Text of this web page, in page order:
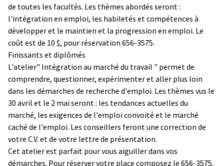
de toutes les facultés. Les thèmes abordés seront :
l'intégration en emploi, les habiletés et compétences à
développer et le maintien et la progression en emploi. Le
coût est de 10 $, pour réservation 656-3575.
Finissants et diplômés
L'atelier" Intégration au marché du travail " permet de
comprendre, questionner, expérimenter et aller plus loin
dans les démarches de recherche d'emploi. Les thèmes vus le
30 avril et le 2 mai seront : les tendances actuelles du
marché, les exigences de l'emploi convoité et le marché
caché de l'emploi. Les conseillers feront une correction de
votre C.V. et de votre lettre de présentation.
Cet atelier est parfait pour vous aiguiller dans vos
démarches. Pour réserver votre place composez le 656-3575.